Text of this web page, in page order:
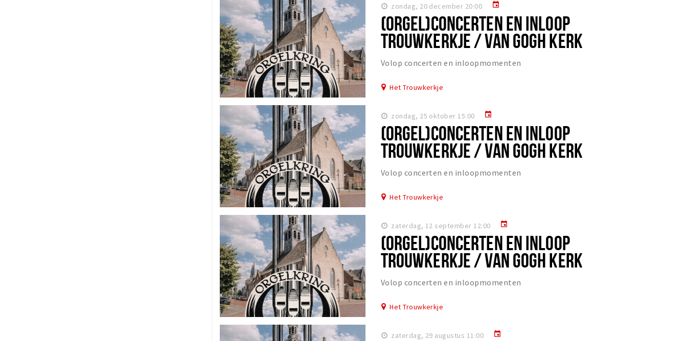
zondag, 20 december 20:00 event
(ORGEL)CONCERTEN EN INLOOP
TROUWKERKJE / VAN GOGH KERK
Volop concerten en inloopmomenten
Het Trouwkerkje
zondag, 25 oktober 15:00 event
(ORGEL)CONCERTEN EN INLOOP
TROUWKERKJE / VAN GOGH KERK
Volop concerten en inloopmomenten
Het Trouwkerkje
zaterdag, 12 september 12:00 event
(ORGEL)CONCERTEN EN INLOOP
TROUWKERKJE / VAN GOGH KERK
Volop concerten en inloopmomenten
Het Trouwkerkje
zaterdag, 29 augustus 11:00 event